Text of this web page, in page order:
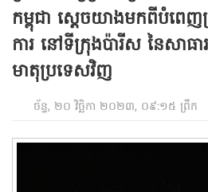
កម្ពុជា ស្តេចយាងមកពីបំពេញព្
ការ នៅទីក្រុងប៉ារីស នៃសាធា
មាតុប្រទេសវិញ
ច័ន្ទ, ២០ វិច្ឆិកា ២០២៣, ០៩:១៥ ព្រឹក